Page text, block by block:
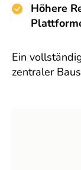
Höhere
Ein
zentraler